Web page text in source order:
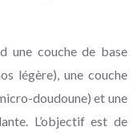
une couche de base
légère), une couche
doudoune) et une
L’objectif est de